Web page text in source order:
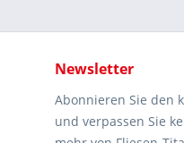
Newsletter
Abonnieren Sie den
und verpassen Sie